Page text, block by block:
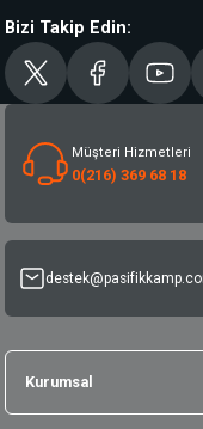
Bizi Takip Edin:
Müşteri Hizmetleri
0(216) 369 68 18
Kurumsal